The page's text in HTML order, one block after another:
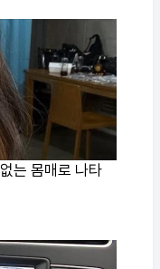
는 몸매로 나타